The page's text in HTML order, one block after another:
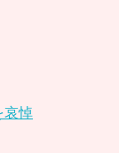
哀悼